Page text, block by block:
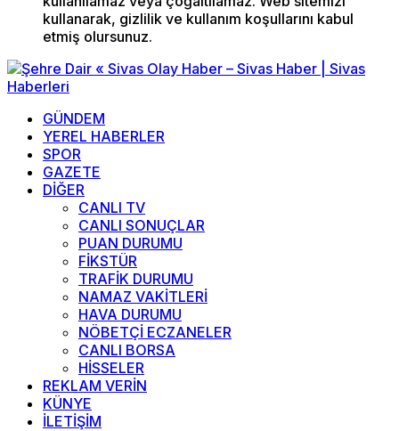
kullanarak, gizlilik ve kullanım koşullarını kabul
etmiş olursunuz.
GÜNDEM
YEREL HABERLER
SPOR
GAZETE
DİĞER
CANLI TV
CANLI SONUÇLAR
PUAN DURUMU
FİKSTÜR
TRAFİK DURUMU
NAMAZ VAKİTLERİ
HAVA DURUMU
NÖBETÇİ ECZANELER
CANLI BORSA
HİSSELER
REKLAM VERİN
KÜNYE
İLETİŞİM